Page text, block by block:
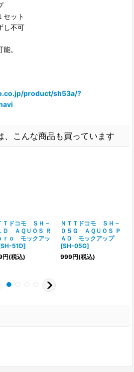
セット
不可
。
product/sh53a/?
、こんな商品も買っています
Ｔドコモ ＳＨ－
Ｄ ＡＱＵＯＳ Ｒ
ｒｏ モックアッ
SH-51D]
円(税込)
ＮＴＴドコモ ＳＨ－
０５Ｇ ＡＱＵＯＳ Ｐ
ＡＤ モックアップ
[SH-05G]
999円(税込)